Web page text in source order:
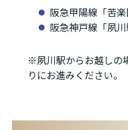
阪急甲陽線「苦
阪急神戸線「夙
※夙川駅からお越しの
りにお進みください。